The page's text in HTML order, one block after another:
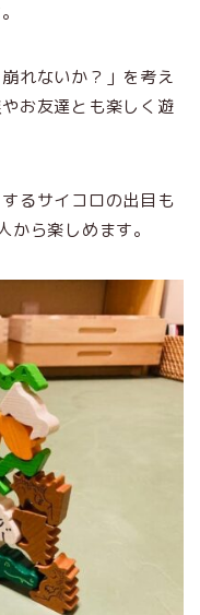
れないか？」を考え
お友達とも楽しく遊
るサイコロの出目も
ら楽しめます。
めての方へ
ちゃで知育
み木メソッド
ゃのサブスク
幼児学習